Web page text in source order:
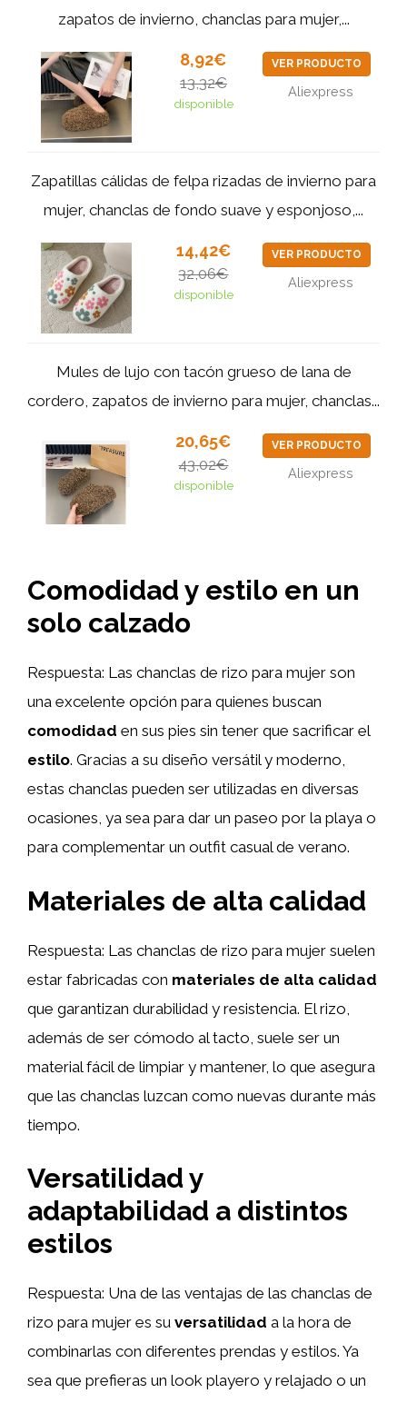
zapatos de invierno, chanclas para mujer,...
8,92€
13,32€
disponible
VER PRODUCTO
Aliexpress
Zapatillas cálidas de felpa rizadas de invierno para
mujer, chanclas de fondo suave y esponjoso,...
14,42€
32,06€
disponible
VER PRODUCTO
Aliexpress
Mules de lujo con tacón grueso de lana de
cordero, zapatos de invierno para mujer, chanclas...
20,65€
43,02€
disponible
VER PRODUCTO
Aliexpress
Comodidad y estilo en un
solo calzado
Respuesta: Las chanclas de rizo para mujer son
una excelente opción para quienes buscan
comodidad en sus pies sin tener que sacrificar el
estilo. Gracias a su diseño versátil y moderno,
estas chanclas pueden ser utilizadas en diversas
ocasiones, ya sea para dar un paseo por la playa o
para complementar un outfit casual de verano.
Materiales de alta calidad
Respuesta: Las chanclas de rizo para mujer suelen
estar fabricadas con materiales de alta calidad
que garantizan durabilidad y resistencia. El rizo,
además de ser cómodo al tacto, suele ser un
material fácil de limpiar y mantener, lo que asegura
que las chanclas luzcan como nuevas durante más
tiempo.
Versatilidad y
adaptabilidad a distintos
estilos
Respuesta: Una de las ventajas de las chanclas de
rizo para mujer es su versatilidad a la hora de
combinarlas con diferentes prendas y estilos. Ya
sea que prefieras un look playero y relajado o un